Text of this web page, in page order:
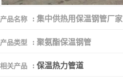
产品名称 : 集中供热用保温钢管厂家
产品类型 : 聚氨酯保温钢管
相关产品 : 保温热力管道